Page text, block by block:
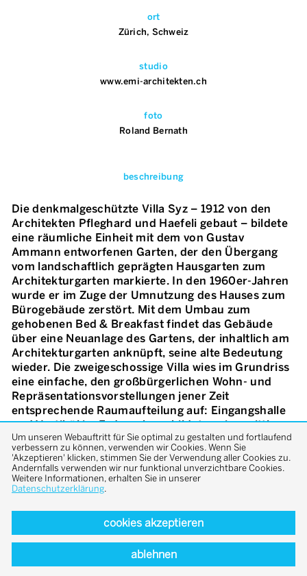
ort
Zürich, Schweiz
studio
www.emi-architekten.ch
foto
Roland Bernath
beschreibung
Die denkmalgeschützte Villa Syz – 1912 von den
Architekten Pfleghard und Haefeli gebaut – bildete
eine räumliche Einheit mit dem von Gustav
Ammann entworfenen Garten, der den Übergang
vom landschaftlich geprägten Hausgarten zum
Architekturgarten markierte. In den 1960er-Jahren
wurde er im Zuge der Umnutzung des Hauses zum
Bürogebäude zerstört. Mit dem Umbau zum
gehobenen Bed & Breakfast findet das Gebäude
über eine Neuanlage des Gartens, der inhaltlich am
Architekturgarten anknüpft, seine alte Bedeutung
wieder. Die zweigeschossige Villa wies im Grundriss
eine einfache, den großbürgerlichen Wohn- und
Repräsentationsvorstellungen jener Zeit
entsprechende Raumaufteilung auf: Eingangshalle
und Vestibül im Erdgeschoss bildeten eine mittlere
Raumschicht, seitlich angegliedert fanden sich
große Wohn-, Ess- und Gesellschaftsräume,
straßenseitig dienende Räume mit Küche und
Garderobe. Eine verglaste Veranda markierte den
Übergang zum Garten. Im Obergeschoss befanden
sich die Privaträume und im Dachgeschoss weitere
Schlaf- sowie Personalräume. Durch den Umbau
entstanden neun Gästezimmer. Für die Badezimmer
wurden kleine, zwischenliegende Zimmer geteilt und
den Eckzimmern zugeschlagen. Die sanitäre
Um unseren Webauftritt für Sie optimal zu gestalten und fortlaufend
verbessern zu können, verwenden wir Cookies. Wenn Sie
'Akzeptieren' klicken, stimmen Sie der Verwendung aller Cookies zu.
Andernfalls verwenden wir nur funktional unverzichtbare Cookies.
Weitere Informationen, erhalten Sie in unserer
Datenschutzerklärung.
cookies akzeptieren
ablehnen